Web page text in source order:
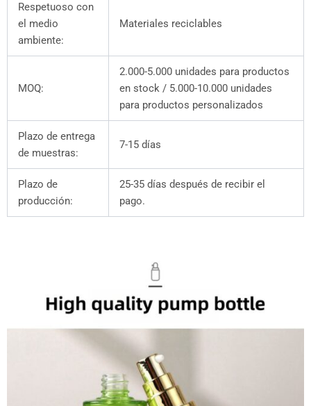
Respetuoso con
el medio
ambiente:
Materiales reciclables
MOQ:
2.000-5.000 unidades para productos
en stock / 5.000-10.000 unidades
para productos personalizados
Plazo de entrega
de muestras:
7-15 días
Plazo de
producción:
25-35 días después de recibir el
pago.